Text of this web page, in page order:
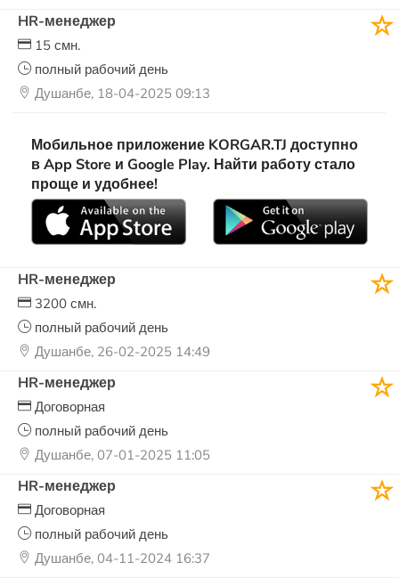
HR-менеджер
15 смн.
полный рабочий день
Душанбе, 18-04-2025 09:13
Мобильное приложение KORGAR.TJ доступно
в App Store и Google Play. Найти работу стало
проще и удобнее!
HR-менеджер
3200 смн.
полный рабочий день
Душанбе, 26-02-2025 14:49
HR-менеджер
Договорная
полный рабочий день
Душанбе, 07-01-2025 11:05
HR-менеджер
Договорная
полный рабочий день
Душанбе, 04-11-2024 16:37